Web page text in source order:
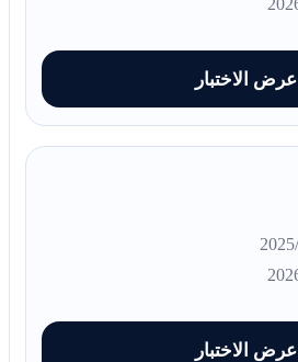
عرض الاختبار
عرض الاختبار